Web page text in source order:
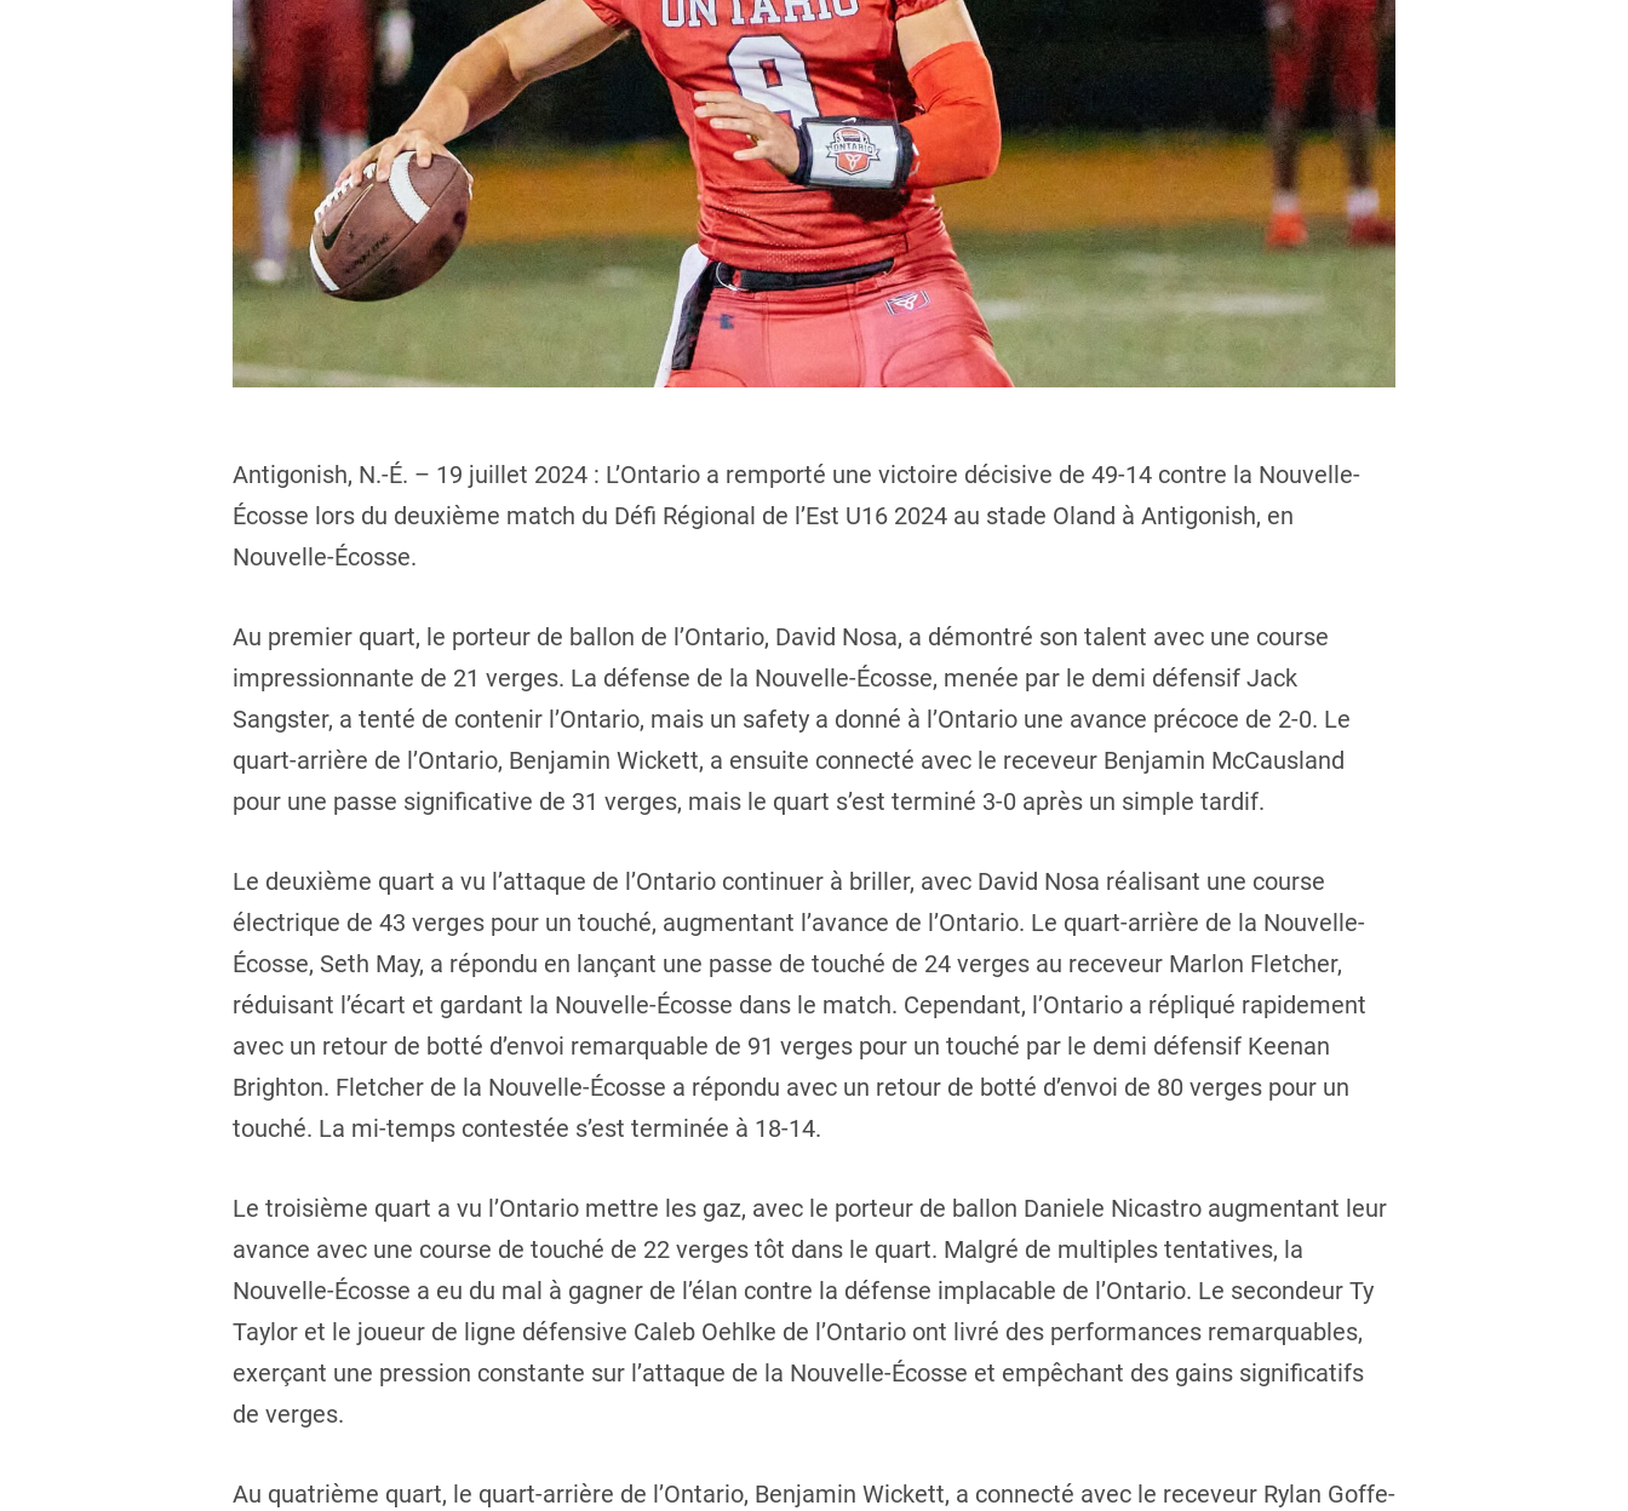
Antigonish, N.-É. – 19 juillet 2024 : L’Ontario a remporté une victoire décisive de 49-14 contre la Nouvelle-
Écosse lors du deuxième match du Défi Régional de l’Est U16 2024 au stade Oland à Antigonish, en
Nouvelle-Écosse.
Au premier quart, le porteur de ballon de l’Ontario, David Nosa, a démontré son talent avec une course
impressionnante de 21 verges. La défense de la Nouvelle-Écosse, menée par le demi défensif Jack
Sangster, a tenté de contenir l’Ontario, mais un safety a donné à l’Ontario une avance précoce de 2-0. Le
quart-arrière de l’Ontario, Benjamin Wickett, a ensuite connecté avec le receveur Benjamin McCausland
pour une passe significative de 31 verges, mais le quart s’est terminé 3-0 après un simple tardif.
Le deuxième quart a vu l’attaque de l’Ontario continuer à briller, avec David Nosa réalisant une course
électrique de 43 verges pour un touché, augmentant l’avance de l’Ontario. Le quart-arrière de la Nouvelle-
Écosse, Seth May, a répondu en lançant une passe de touché de 24 verges au receveur Marlon Fletcher,
réduisant l’écart et gardant la Nouvelle-Écosse dans le match. Cependant, l’Ontario a répliqué rapidement
avec un retour de botté d’envoi remarquable de 91 verges pour un touché par le demi défensif Keenan
Brighton. Fletcher de la Nouvelle-Écosse a répondu avec un retour de botté d’envoi de 80 verges pour un
touché. La mi-temps contestée s’est terminée à 18-14.
Le troisième quart a vu l’Ontario mettre les gaz, avec le porteur de ballon Daniele Nicastro augmentant leur
avance avec une course de touché de 22 verges tôt dans le quart. Malgré de multiples tentatives, la
Nouvelle-Écosse a eu du mal à gagner de l’élan contre la défense implacable de l’Ontario. Le secondeur Ty
Taylor et le joueur de ligne défensive Caleb Oehlke de l’Ontario ont livré des performances remarquables,
exerçant une pression constante sur l’attaque de la Nouvelle-Écosse et empêchant des gains significatifs
de verges.
Au quatrième quart, le quart-arrière de l’Ontario, Benjamin Wickett, a connecté avec le receveur Rylan Goffe-